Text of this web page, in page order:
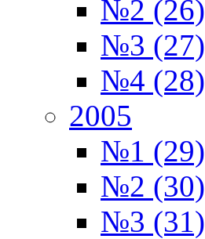
№2 (26)
№3 (27)
№4 (28)
2005
№1 (29)
№2 (30)
№3 (31)